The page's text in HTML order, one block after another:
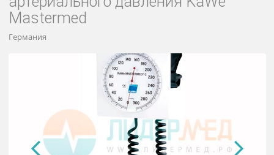
Тонометр для измерения
артериального давления KaWe
Mastermed